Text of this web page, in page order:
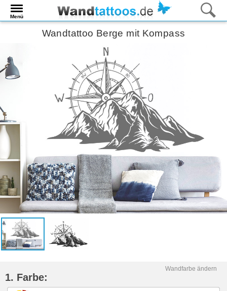
Menü
Wandtattoo Berge mit Kompass
Wandfarbe ändern
1. Farbe: